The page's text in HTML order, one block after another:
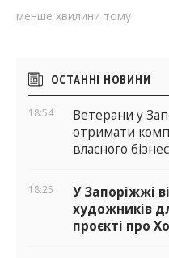
менше хвилини тому
Бічні
віджети
ОСТАННІ НОВИНИ
18:54
Ветерани у
отримати
власного
18:25
У Запоріжжі
художників
проєкті про